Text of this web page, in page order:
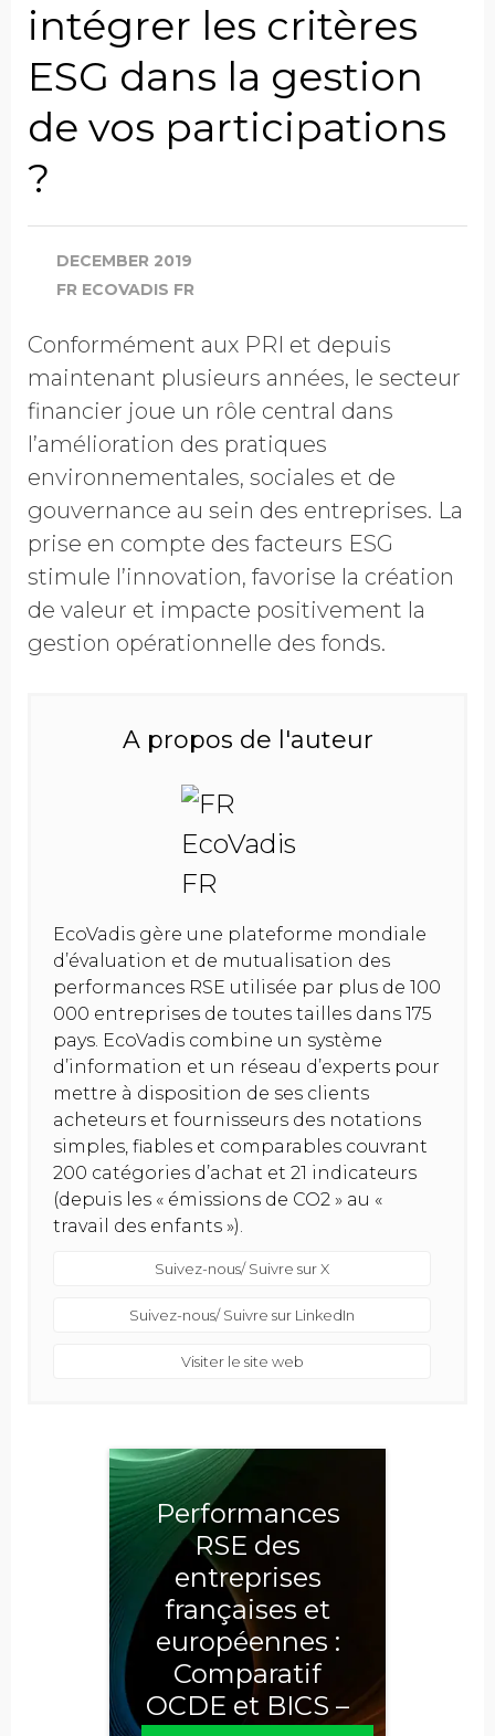
Industrie
Profession
Pays
Refuser les
communications EcoVadis
intégrer les critères
ESG dans la gestion
de vos participations
?
DECEMBER 2019
FR ECOVADIS FR
Conformément aux PRI et depuis
maintenant plusieurs années, le secteur
financier joue un rôle central dans
l’amélioration des pratiques
environnementales, sociales et de
gouvernance au sein des entreprises. La
prise en compte des facteurs ESG
stimule l’innovation, favorise la création
de valeur et impacte positivement la
gestion opérationnelle des fonds.
A propos de l'auteur
EcoVadis gère une plateforme mondiale
d’évaluation et de mutualisation des
performances RSE utilisée par plus de 100
000 entreprises de toutes tailles dans 175
pays. EcoVadis combine un système
d’information et un réseau d’experts pour
mettre à disposition de ses clients
acheteurs et fournisseurs des notations
simples, fiables et comparables couvrant
200 catégories d’achat et 21 indicateurs
(depuis les « émissions de CO2 » au «
travail des enfants »).
Suivez-nous/ Suivre sur X
Suivez-nous/ Suivre sur LinkedIn
Visiter le site web
Performances
RSE des
entreprises
françaises et
européennes :
Comparatif
OCDE et BICS –